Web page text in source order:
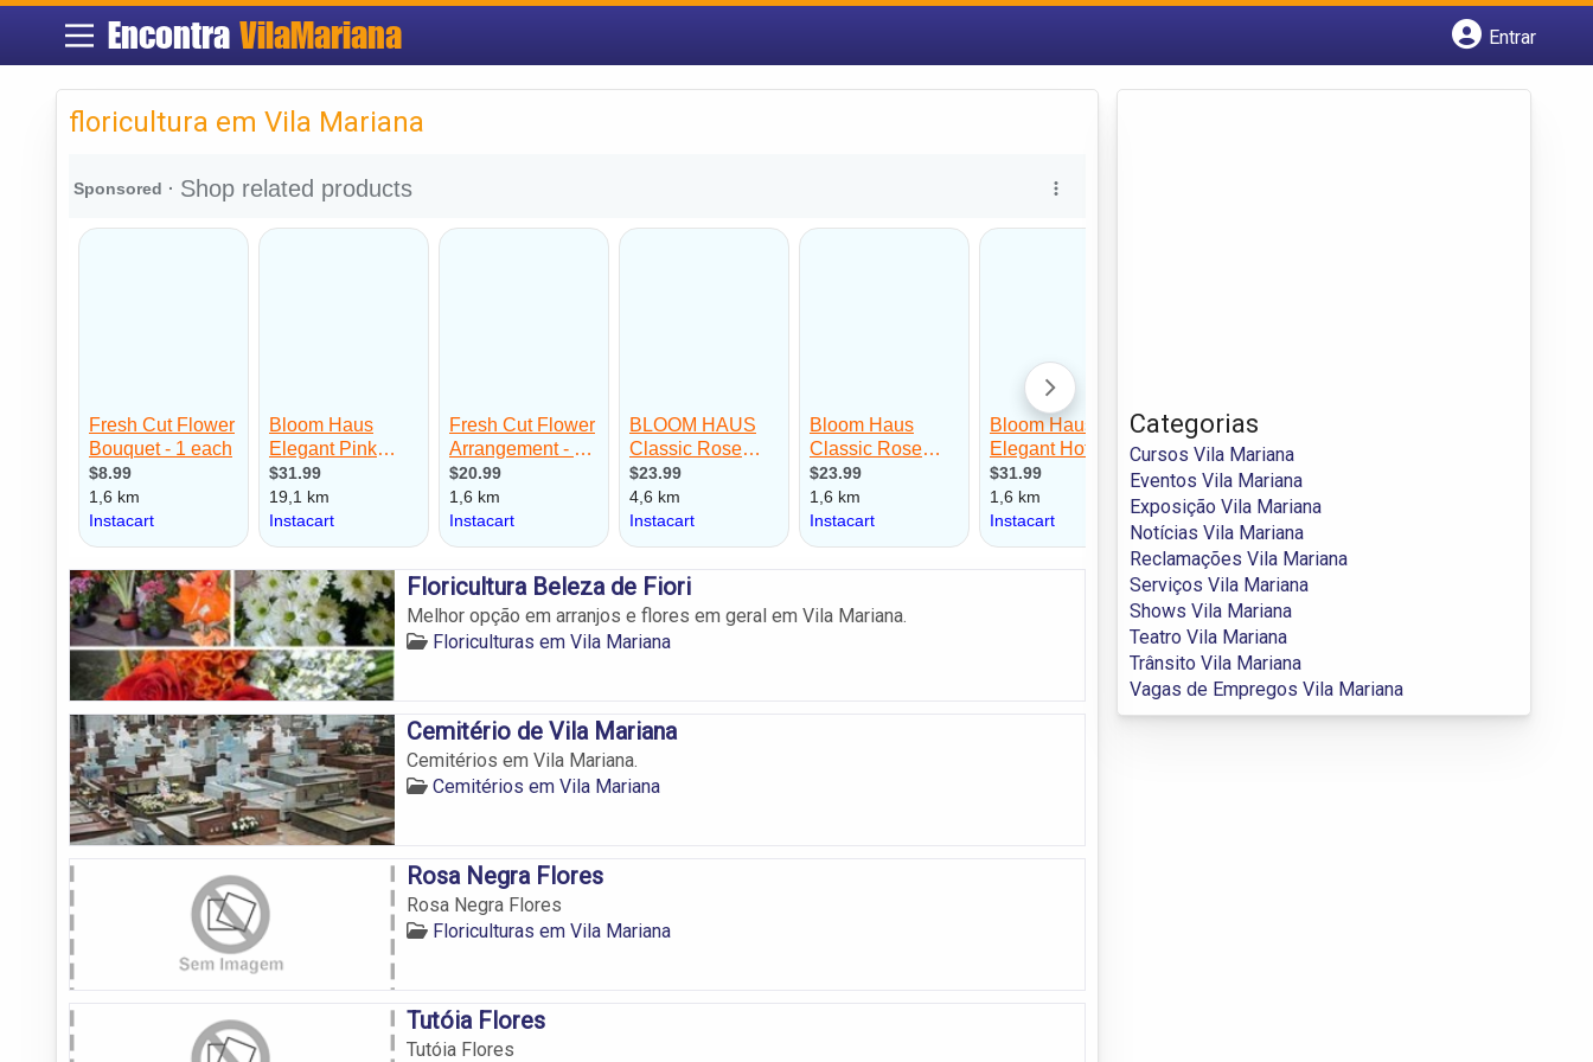
Encontra VilaMariana
Entrar
floricultura em Vila Mariana
Floricultura Beleza de Fiori
Melhor opção em arranjos e flores em geral em Vila Mariana.
Floriculturas em Vila Mariana
Cemitério de Vila Mariana
Cemitérios em Vila Mariana.
Cemitérios em Vila Mariana
Rosa Negra Flores
Rosa Negra Flores
Floriculturas em Vila Mariana
Tutóia Flores
Tutóia Flores
Categorias
Cursos Vila Mariana
Eventos Vila Mariana
Exposição Vila Mariana
Notícias Vila Mariana
Reclamações Vila Mariana
Serviços Vila Mariana
Shows Vila Mariana
Teatro Vila Mariana
Trânsito Vila Mariana
Vagas de Empregos Vila Mariana